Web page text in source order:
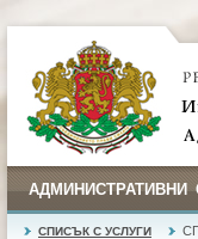
АДМИНИСТРАТИВНИ
СПИСЪК С УСЛУГИ